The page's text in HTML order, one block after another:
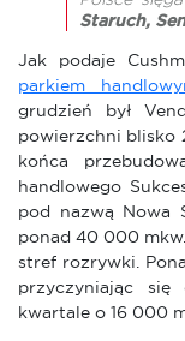
Staruch,
Jak podaje
parkiem
grudzień był
powierzchni blisko
końca
handlowego
pod nazwą Nowa
ponad 40 000
stref rozrywki.
przyczyniając
kwartale o 16 000